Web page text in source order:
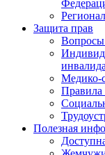
Защита прав
инвалида
Медико-
Правила
Полезная